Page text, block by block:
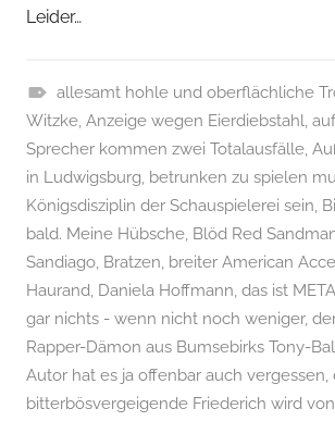
Leider…
G
e
r
i
c
h
t
s
v
e
r
allesamt hohle und oberflächliche
Witzke, Anzeige wegen Eierdiebstahl,
Sprecher kommen zwei Totalausfälle,
in Ludwigsburg, betrunken zu spielen
Königsdisziplin der Schauspielerei sein,
bald. Meine Hübsche, Blöd Red
Sandiago, Bratzen, breiter American
Haurand, Daniela Hoffmann, das ist
gar nichts - wenn nicht noch weniger,
Rapper-Dämon aus Bumsebirks Tony-
Autor hat es ja offenbar auch vergessen,
bitterbösvergeigende Friederich wird